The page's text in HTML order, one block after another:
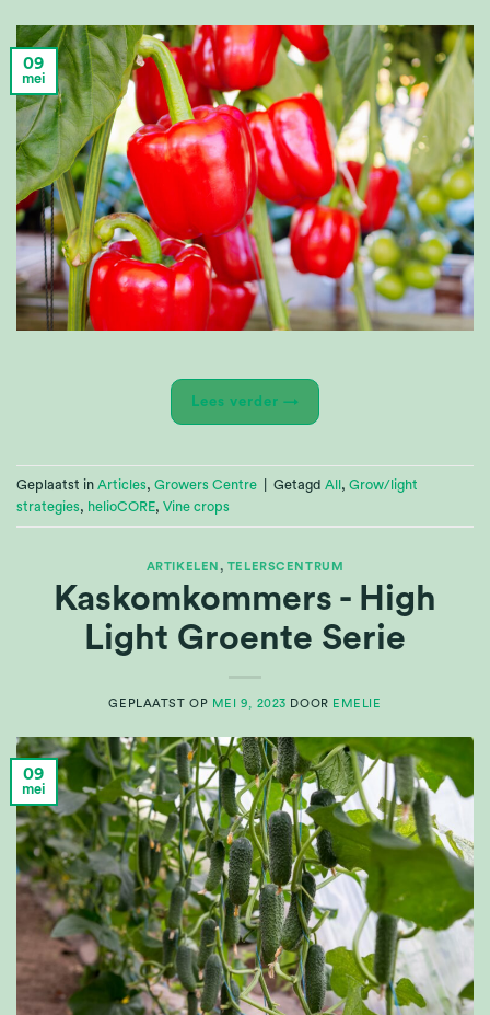
09
mei
Lees verder →
Geplaatst in Articles, Growers Centre Getagd All , Grow/light
strategies, helioCORE, Vine crops
ARTIKELEN , TELERSCENTRUM
Kaskomkommers - High
Light Groente Serie
GEPLAATST OP MEI 9, 2023 DOOR EMELIE
09
mei